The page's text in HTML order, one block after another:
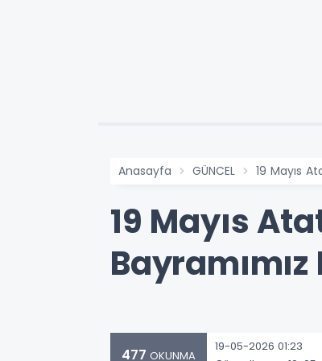
Anasayfa GÜNCEL 19 Mayıs
19 Mayıs
477 OKUNMA
19-05-2026 01:23